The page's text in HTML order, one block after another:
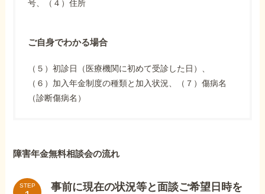
号、（４）住所
ご自身でわかる場合
（５）初診日（医療機関に初めて受診した日）、
（６）加入年金制度の種類と加入状況、（７）傷病名
（診断傷病名）
障害年金無料相談会の流れ
STEP
事前に現在の状況等と面談ご希望日時を